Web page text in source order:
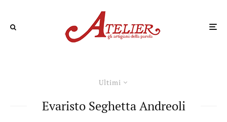
Ultimi
Evaristo Seghetta Andreoli